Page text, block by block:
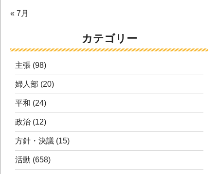
« 7月
カテゴリー
主張 (98)
婦人部 (20)
平和 (24)
政治 (12)
方針・決議 (15)
活動 (658)